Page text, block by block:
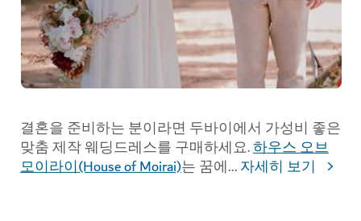
결혼을 준비하는 분이라면 두바이에서 가성비 좋은
맞춤 제작 웨딩드레스를 구매하세요.하우스 오브
모이라이(House of Moirai)는 꿈에...자세히 보기